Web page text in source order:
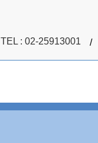
TEL : 02-25913001